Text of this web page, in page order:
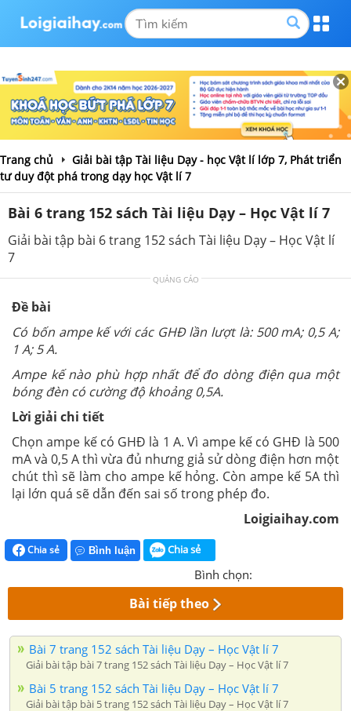
Trang chủ
Giải bài tập Tài liệu Dạy - học Vật lí lớp 7, Phát triển
tư duy đột phá trong dạy học Vật lí 7
Bài 6 trang 152 sách Tài liệu Dạy – Học Vật lí 7
Giải bài tập bài 6 trang 152 sách Tài liệu Dạy – Học Vật lí
7
QUẢNG CÁO
Đề bài
Có bốn ampe kế với các GHĐ lần lượt là: 500 mA; 0,5 A;
1 A; 5 A.
Ampe kế nào phù hợp nhất để đo dòng điện qua một
bóng đèn có cường độ khoảng 0,5A.
Lời giải chi tiết
Chọn ampe kế có GHĐ là 1 A. Vì ampe kế có GHĐ là 500
mA và 0,5 A thì vừa đủ nhưng giả sử dòng điện hơn một
chút thì sẽ làm cho ampe kế hỏng. Còn ampe kế 5A thì
lại lớn quá sẽ dẫn đến sai số trong phép đo.
Loigiaihay.com
Chia sẻ Bình luận Chia sẻ
Bình chọn:
Bài tiếp theo
Bài 7 trang 152 sách Tài liệu Dạy – Học Vật lí 7
Giải bài tập bài 7 trang 152 sách Tài liệu Dạy – Học Vật lí 7
Bài 5 trang 152 sách Tài liệu Dạy – Học Vật lí 7
Giải bài tập bài 5 trang 152 sách Tài liệu Dạy – Học Vật lí 7